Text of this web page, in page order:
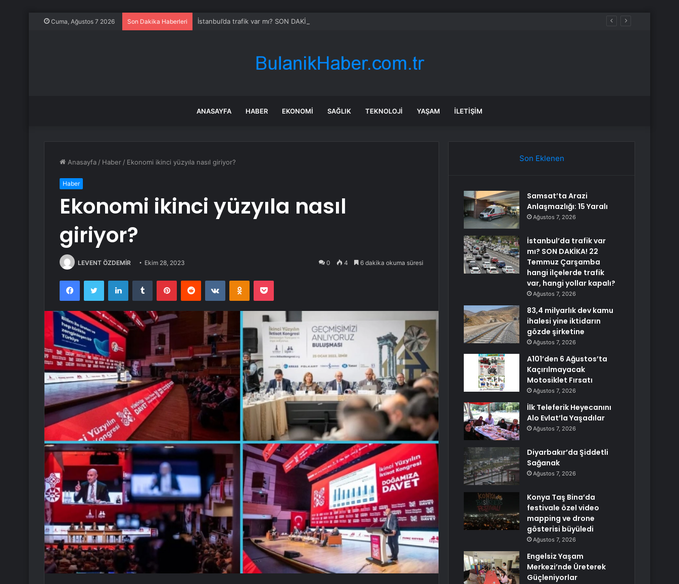
Cuma, Ağustos 7 2026 Son Dakika Haberleri İstanbul’da trafik var mı? SON DAKİKA! 22 Temmuz Çarşamba hangi ilçelerde trafik var, hangi yollar kapalı?
ANASAYFA HABER EKONOMI SAĞLIK TEKNOLOJI YAŞAM İLETIŞIM
Anasayfa / Haber / Ekonomi ikinci yüzyıla nasıl giriyor?
Haber
Ekonomi ikinci yüzyıla nasıl
giriyor?
LEVENT ÖZDEMİR Ekim 28, 2023 0 4 6 dakika okuma süresi
FacebookTwitter LinkedInTumblr PinterestReddit VKontakteOdnoklassniki
Pocket
Son Eklenen
Samsat’ta Arazi
Anlaşmazlığı: 15 Yaralı
Ağustos 7, 2026
İstanbul’da trafik var
mı? SON DAKİKA! 22
Temmuz Çarşamba
hangi ilçelerde trafik
var, hangi yollar kapalı?
Ağustos 7, 2026
83,4 milyarlık dev kamu
ihalesi yine iktidarın
gözde şirketine
Ağustos 7, 2026
A101’den 6 Ağustos’ta
Kaçırılmayacak
Motosiklet Fırsatı
Ağustos 7, 2026
İlk Teleferik Heyecanını
Alo Evlat’la Yaşadılar
Ağustos 7, 2026
Diyarbakır’da Şiddetli
Sağanak
Ağustos 7, 2026
Konya Taş Bina’da
festivale özel video
mapping ve drone
gösterisi büyüledi
Ağustos 7, 2026
Engelsiz Yaşam
Merkezi’nde Üreterek
Güçleniyorlar